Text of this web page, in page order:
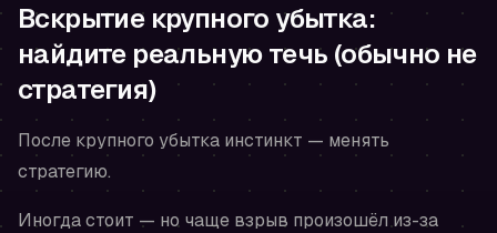
Вскрытие крупного убытка:
найдите реальную течь (обычно не
стратегия)
После крупного убытка инстинкт — менять
стратегию.
Иногда стоит — но чаще взрыв произошёл из-за